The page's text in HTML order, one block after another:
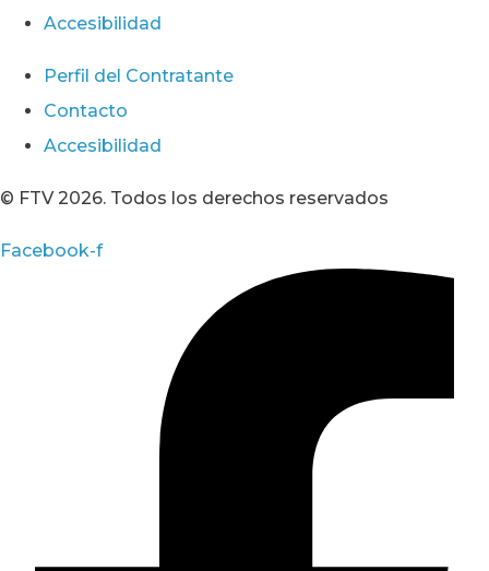
Accesibilidad
Perfil del Contratante
Contacto
Accesibilidad
© FTV 2026. Todos los derechos reservados
Facebook-f